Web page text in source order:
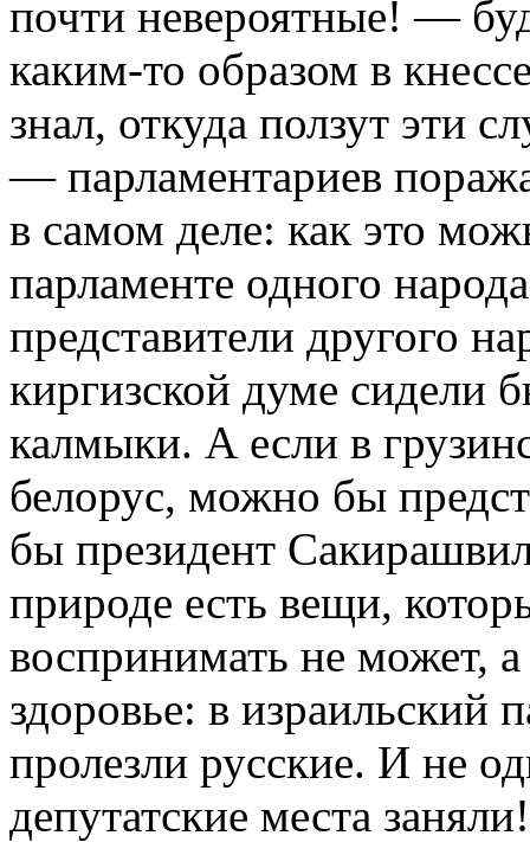
почти невероятные! —
каким-то образом в
знал, откуда ползут эти
— парламентариев
в самом деле: как это
парламенте одного
представители другого
киргизской думе сидели
калмыки. А если в
белорус, можно бы
бы президент
природе есть вещи,
воспринимать не может,
здоровье: в израильский
пролезли русские. И не
депутатские места заняли!